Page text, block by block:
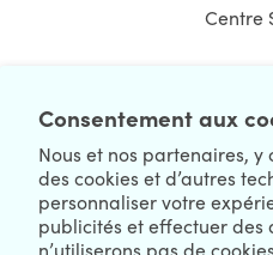
Consentement aux
Nous et nos partenaires, y
des cookies et d’autres
personnaliser votre
publicités et effectuer des
n’utiliserons pas de
Centre